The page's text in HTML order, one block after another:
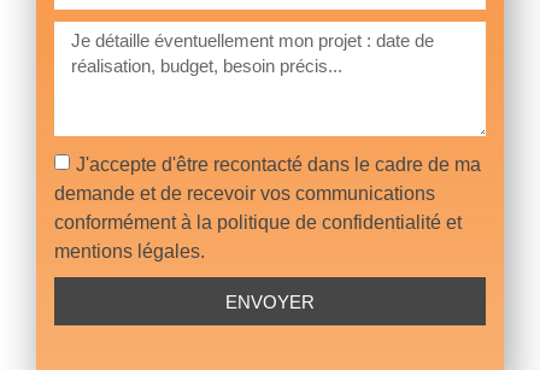
J'accepte d'être recontacté dans le cadre de ma
demande et de recevoir vos communications
conformément à la politique de confidentialité et
mentions légales.
ENVOYER